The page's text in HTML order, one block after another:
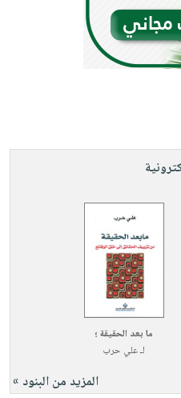
ما بعد الحقيقة ؛
لـعلي حرب
المزيد من البنود »